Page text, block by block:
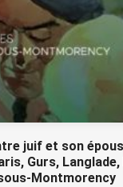
juif et son
Gurs,
Montmorency